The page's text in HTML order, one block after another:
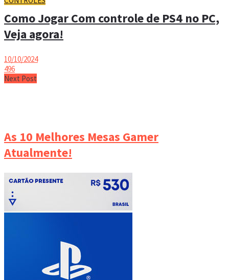
Como Jogar Com controle de PS4 no PC,
Veja agora!
10/10/2024
496
Next Post
As 10 Melhores Mesas Gamer
Atualmente!